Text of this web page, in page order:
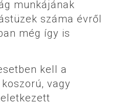
munkájának
száma évről
még így is
kell a
vagy